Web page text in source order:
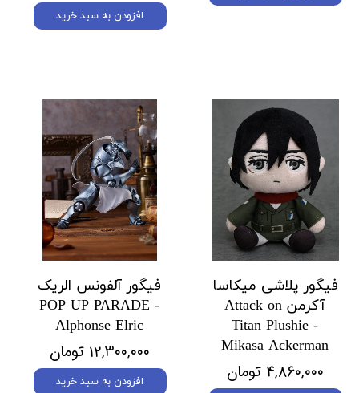
افزودن به سبد خرید
فیگور پلاشی میکاسا
آکرمن Attack on
Titan Plushie -
Mikasa Ackerman
۴,۸۶۰,۰۰۰ تومان
فیگور آلفونس الریک
POP UP PARADE -
Alphonse Elric
۱۲,۳۰۰,۰۰۰ تومان
افزودن به سبد خرید